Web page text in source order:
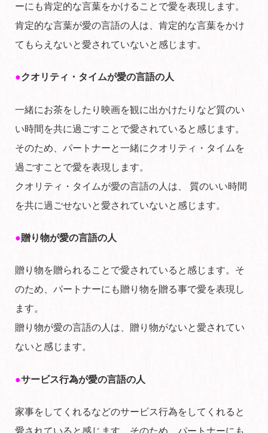
ーにも肯定的な言葉をかけることで愛を表現します。
肯定的な言葉が愛の言語の人は、肯定的な言葉をかけ
てもらえないと愛されていないと感じます。
●クオリティ・タイムが愛の言語の人
一緒にお茶をしたり映画を観に出かけたりなど質のい
い時間を共に過ごすことで愛されていると感じます。
そのため、パートナーと一緒にクオリティ・タイムを
過ごすことで愛を表現します。
クオリティ・タイムが愛の言語の人は、 質のいい時間
を共に過ごせないと愛されていないと感じます。
●贈り物が愛の言語の人
贈り物を贈られることで愛されていると感じます。そ
のため、パートナーにも贈り物を贈る事で愛を表現し
ます。
贈り物が愛の言語の人は、贈り物がないと愛されてい
ないと感じます。
●サービス行為が愛の言語の人
家事をしてくれるなどのサービス行為をしてくれると
愛されていると感じます。そのため、パートナーにも